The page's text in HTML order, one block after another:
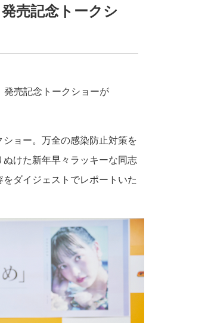
売記念トークシ
売記念トークショーが
ョー。万全の感染防止対策を
けた新年早々ラッキーな同志
ダイジェストでレポートいた